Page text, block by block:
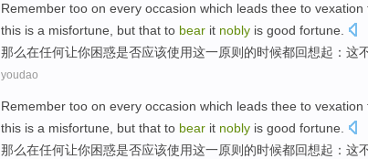
Remember too on every occasion which leads thee to vexation
this is a misfortune , but that to bear it nobly is good fortune.
那么在任何让你困惑是否应该使用这一原则 的时候都回想起 ：这
youdao
Remember too on every occasion which leads thee to vexation
this is a misfortune , but that to bear it nobly is good fortune.
那么在任何让你困惑是否应该使用这一原则 的时候都回想起 ：这